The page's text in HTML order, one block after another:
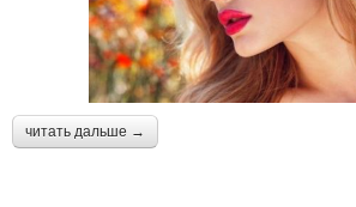
читать дальше →